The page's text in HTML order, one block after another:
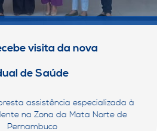
visita da nova
de Saúde
assistência especializada à
na Zona da Mata Norte de
Pernambuco